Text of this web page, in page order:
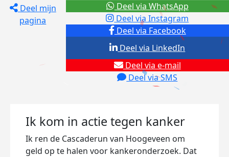
Deel mijn
pagina
Deel via Facebook
Deel via Instagram
Deel via e-mail
Deel via SMS
Deel via LinkedIn
Deel via WhatsApp
Ik kom in actie tegen kanker
Ik ren de Cascaderun van Hoogeveen om
geld op te halen voor kankeronderzoek. Dat